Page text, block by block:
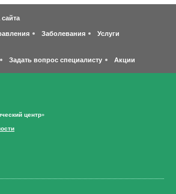
Заболевания
Услуги
Задать вопрос специалисту Акции
центр»